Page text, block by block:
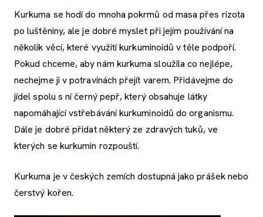
Kurkuma se hodí do mnoha pokrmů od masa přes rizota
po luštěniny, ale je dobré myslet při jejím používání na
několik věcí, které využití kurkuminoidů v těle podpoří.
Pokud chceme, aby nám kurkuma sloužila co nejlépe,
nechejme ji v potravinách přejít varem. Přidávejme do
jídel spolu s ní černý pepř, který obsahuje látky
napomáhající vstřebávání kurkuminoidů do organismu.
Dále je dobré přidat některý ze zdravých tuků, ve
kterých se kurkumin rozpouští.
Kurkuma je v českých zemích dostupná jako prášek nebo
čerstvý kořen.